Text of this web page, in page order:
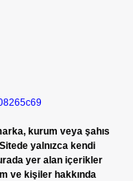
kurum veya şahıs
yalnızca kendi
yer alan içerikler
ve kişiler hakkında